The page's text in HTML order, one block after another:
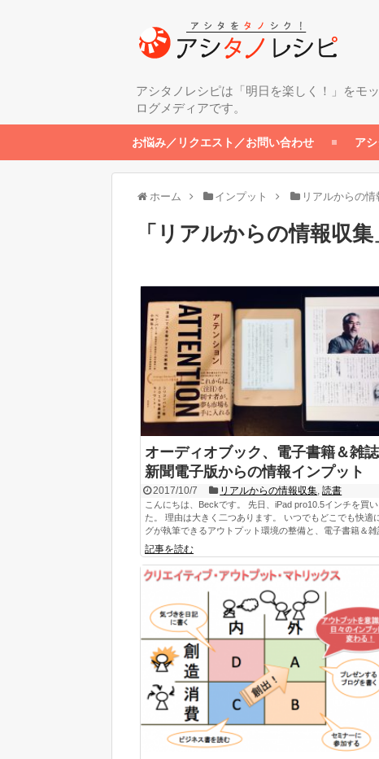
アシタノレシピは「明日を楽しく！」をモ
ログメディアです。
お悩み／リクエスト／お問い合わせ ア
ホーム インプット リアルからの情
「 リアルからの情報収集
オーディオブック、電子書籍＆雑誌
新聞電子版からの情報インプット
2017/10/7 リアルからの情報収集,読書
こんにちは、Beckです。 先日、iPad pro10.5インチを買い
た。 理由は大きく二つあります。 いつでもどこでも快適
グが執筆できるアウトプット環境の整備と、電子書籍＆雑
記事を読む